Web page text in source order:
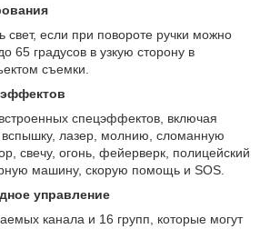
если при повороте ручки можно
65 градусов в узкую сторону в
съемки.
спецэффектов, включая
вспышку, лазер, молнию, сломанную
свечу, огонь, фейерверк, полицейский
машину, скорую помощь и SOS.
управление
канала и 16 групп, которые могут